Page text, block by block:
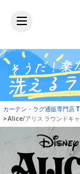
カーテン・ラグ通販専門店
Alice/アリス ラウンドキ